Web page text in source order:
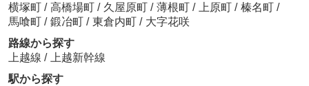
横塚町 / 高橋場町 / 久屋原町 / 薄根町 / 上原町 / 榛名町 /
馬喰町 / 鍛冶町 / 東倉内町 / 大字花咲
路線から探す
上越線 /
上越新幹線
駅から探す